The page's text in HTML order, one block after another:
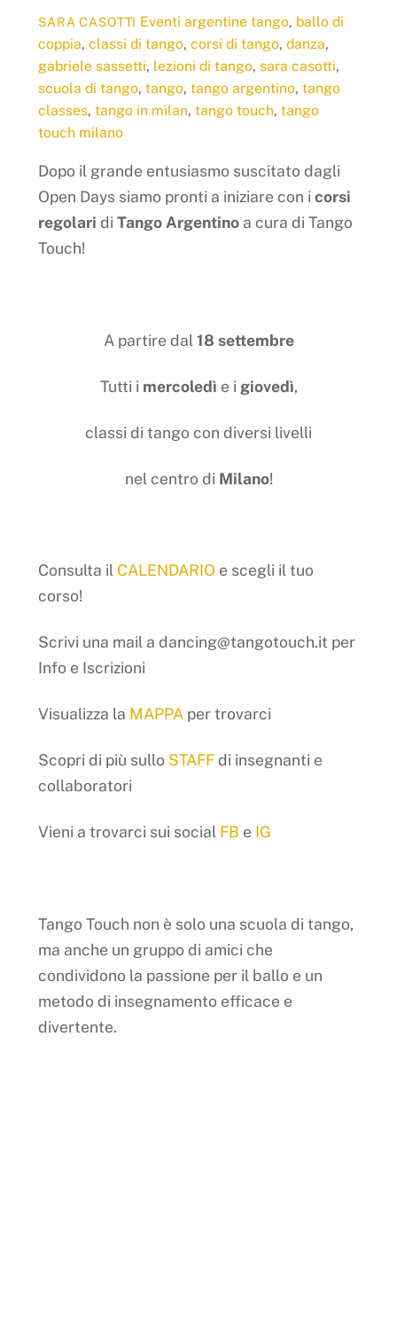
SARA CASOTTI Eventi argentine tango, ballo di
coppia, classi di tango, corsi di tango, danza,
gabriele sassetti, lezioni di tango, sara casotti,
scuola di tango, tango, tango argentino, tango
classes, tango in milan, tango touch, tango
touch milano
Dopo il grande entusiasmo suscitato dagli
Open Days siamo pronti a iniziare con i corsi
regolari di Tango Argentinoa cura di Tango
Touch!
A partire dal 18 settembre
Tutti i mercoledì e i giovedì,
classi di tango con diversi livelli
nel centro di Milano!
Consulta il CALENDARIO e scegli il tuo
corso!
Scrivi una mail a dancing@tangotouch.it per
Info e Iscrizioni
Visualizza la MAPPAper trovarci
Scopri di più sullo STAFFdi insegnanti e
collaboratori
Vieni a trovarci sui social FB e IG
Tango Touch non è solo una scuola di tango,
ma anche un gruppo di amici che
condividono la passione per il ballo e un
metodo di insegnamento efficace e
divertente.